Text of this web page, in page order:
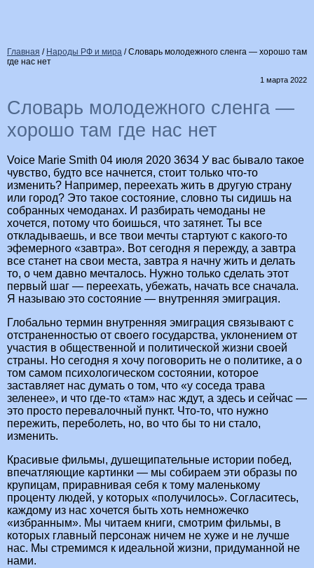
Главная / Народы РФ и мира /Словарь молодежного сленга — хорошо там
где нас нет
1 марта 2022
Словарь молодежного сленга —
хорошо там где нас нет
Voice Marie Smith 04 июля 2020 3634 У вас бывало такое
чувство, будто все начнется, стоит только что-то
изменить? Например, переехать жить в другую страну
или город? Это такое состояние, словно ты сидишь на
собранных чемоданах. И разбирать чемоданы не
хочется, потому что боишься, что затянет. Ты все
откладываешь, и все твои мечты стартуют с какого-то
эфемерного «завтра». Вот сегодня я пережду, а завтра
все станет на свои места, завтра я начну жить и делать
то, о чем давно мечталось. Нужно только сделать этот
первый шаг — переехать, убежать, начать все сначала.
Я называю это состояние — внутренняя эмиграция.
Глобально термин внутренняя эмиграция связывают с
отстраненностью от своего государства, уклонением от
участия в общественной и политической жизни своей
страны. Но сегодня я хочу поговорить не о политике, а о
том самом психологическом состоянии, которое
заставляет нас думать о том, что «у соседа трава
зеленее», и что где-то «там» нас ждут, а здесь и сейчас —
это просто перевалочный пункт. Что-то, что нужно
пережить, переболеть, но, во что бы то ни стало,
изменить.
Красивые фильмы, душещипательные истории побед,
впечатляющие картинки — мы собираем эти образы по
крупицам, приравнивая себя к тому маленькому
проценту людей, у которых «получилось». Согласитесь,
каждому из нас хочется быть хоть немножечко
«избранным». Мы читаем книги, смотрим фильмы, в
которых главный персонаж ничем не хуже и не лучше
нас. Мы стремимся к идеальной жизни, придуманной не
нами.